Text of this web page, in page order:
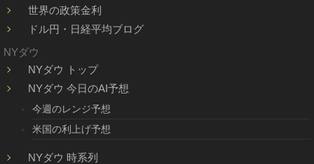
世界の政策金利
ドル円・日経平均ブログ
NYダウ
NYダウ トップ
NYダウ 今日のAI予想
今週のレンジ予想
米国の利上げ予想
NYダウ 時系列